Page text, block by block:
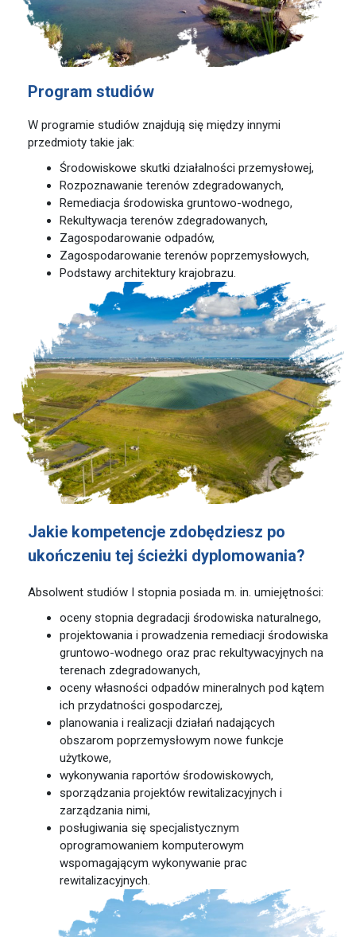
Program studiów
W programie studiów znajdują się między innymi
przedmioty takie jak:
Środowiskowe skutki działalności przemysłowej,
Rozpoznawanie terenów zdegradowanych,
Remediacja środowiska gruntowo-wodnego,
Rekultywacja terenów zdegradowanych,
Zagospodarowanie odpadów,
Zagospodarowanie terenów poprzemysłowych,
Podstawy architektury krajobrazu.
Jakie kompetencje zdobędziesz po
ukończeniu tej ścieżki dyplomowania?
Absolwent studiów I stopnia posiada m. in. umiejętności:
oceny stopnia degradacji środowiska naturalnego,
projektowania i prowadzenia remediacji środowiska
gruntowo-wodnego oraz prac rekultywacyjnych na
terenach zdegradowanych,
oceny własności odpadów mineralnych pod kątem
ich przydatności gospodarczej,
planowania i realizacji działań nadających
obszarom poprzemysłowym nowe funkcje
użytkowe,
wykonywania raportów środowiskowych,
sporządzania projektów rewitalizacyjnych i
zarządzania nimi,
posługiwania się specjalistycznym
oprogramowaniem komputerowym
wspomagającym wykonywanie prac
rewitalizacyjnych.